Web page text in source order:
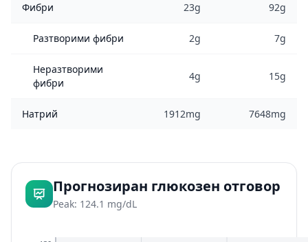
Фибри 23g 92g
Разтворими фибри 2g 7g
Неразтворими
фибри
4g 15g
Натрий 1912mg 7648mg
Прогнозиран глюкозен отговор
Peak: 124.1 mg/dL